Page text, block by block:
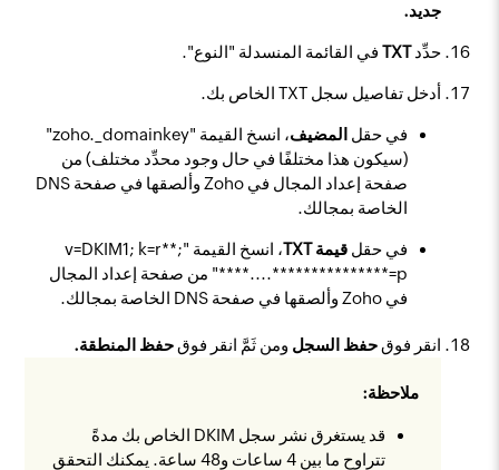
جديد.
حدِّدTXT في القائمة المنسدلة "النوع".
أدخل تفاصيل سجل TXT الخاص بك.
في حقل المضيف
، انسخ القيمة "zoho._domainkey"
(سيكون هذا مختلفًا في حال وجود محدِّد مختلف) من
صفحة إعداد المجال في Zoho وألصقها في صفحة DNS
الخاصة بمجالك.
في حقلقيمة TXT
، انسخ القيمة "‎v=DKIM1; k=r**;
p=***************....****" من صفحة إعداد المجال
في Zoho وألصقها في صفحة DNS الخاصة بمجالك.
انقر فوقحفظ السجل ومن ثَمَّ انقر فوقحفظ المنطقة.
ملاحظة:
قد يستغرق نشر سجل DKIM الخاص بك مدةً
تتراوح ما بين 4 ساعات و48 ساعة. يمكنك التحقق